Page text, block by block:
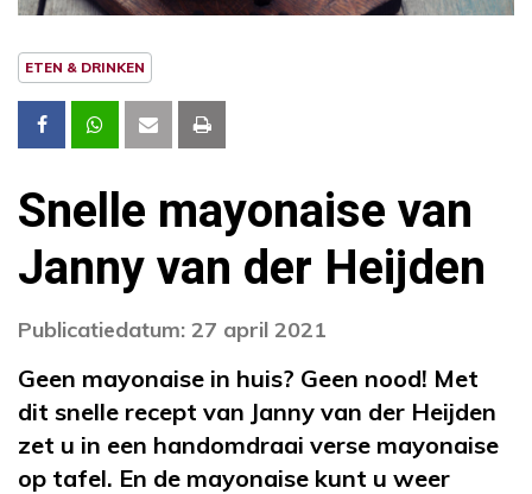
ETEN & DRINKEN
Snelle mayonaise van
Janny van der Heijden
Publicatiedatum: 27 april 2021
Geen mayonaise in huis? Geen nood! Met
dit snelle recept van Janny van der Heijden
zet u in een handomdraai verse mayonaise
op tafel. En de mayonaise kunt u weer